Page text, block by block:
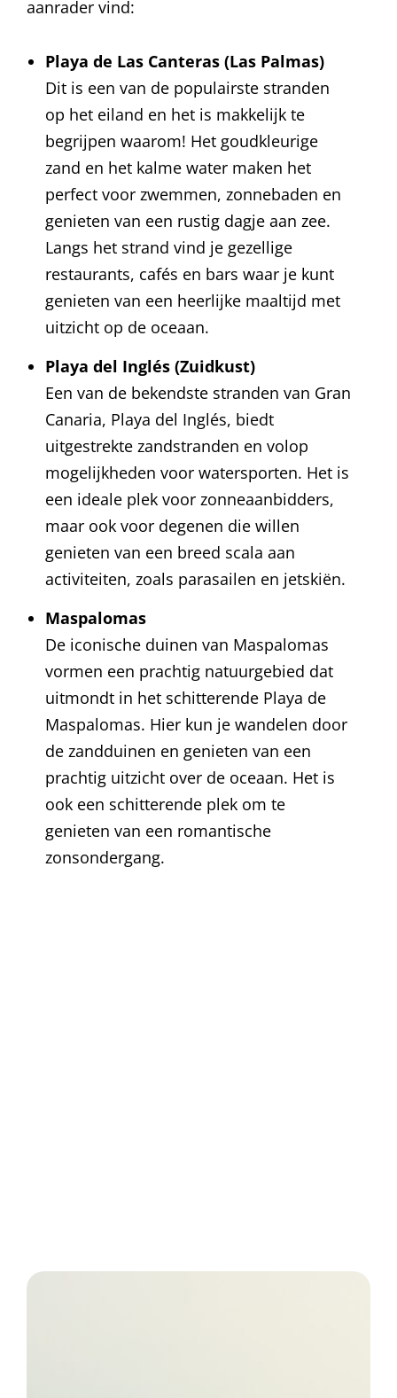
aanrader vind:
Playa de Las Canteras (Las Palmas)
Dit is een van de populairste stranden
op het eiland en het is makkelijk te
begrijpen waarom! Het goudkleurige
zand en het kalme water maken het
perfect voor zwemmen, zonnebaden en
genieten van een rustig dagje aan zee.
Langs het strand vind je gezellige
restaurants, cafés en bars waar je kunt
genieten van een heerlijke maaltijd met
uitzicht op de oceaan.
Playa del Inglés (Zuidkust)
Een van de bekendste stranden van Gran
Canaria, Playa del Inglés, biedt
uitgestrekte zandstranden en volop
mogelijkheden voor watersporten. Het is
een ideale plek voor zonneaanbidders,
maar ook voor degenen die willen
genieten van een breed scala aan
activiteiten, zoals parasailen en jetskiën.
Maspalomas
De iconische duinen van Maspalomas
vormen een prachtig natuurgebied dat
uitmondt in het schitterende Playa de
Maspalomas. Hier kun je wandelen door
de zandduinen en genieten van een
prachtig uitzicht over de oceaan. Het is
ook een schitterende plek om te
genieten van een romantische
zonsondergang.